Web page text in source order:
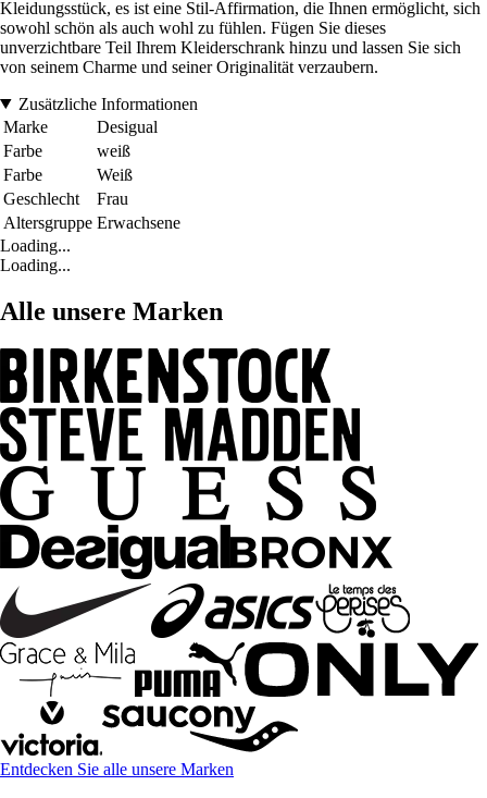
Kleidungsstück, es ist eine Stil-Affirmation, die Ihnen ermöglicht, sich
sowohl schön als auch wohl zu fühlen. Fügen Sie dieses
unverzichtbare Teil Ihrem Kleiderschrank hinzu und lassen Sie sich
von seinem Charme und seiner Originalität verzaubern.
Zusätzliche Informationen
Marke
Desigual
Farbe
weiß
Farbe
Weiß
Geschlecht
Frau
Altersgruppe Erwachsene
Loading...
Loading...
Alle unsere Marken
Entdecken Sie alle unsere Marken